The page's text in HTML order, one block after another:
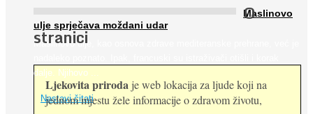
Maslinovo
ulje sprječava moždani udar
Maslinovo ulje, kao osnova zdrave mediteranske prehrane, već je
dalje. Njihovo ...
Nastavi čitati
O
stranici
Ljekovita priroda je web lokacija za ljude koji na
jednom mjestu žele informacije o zdravom životu,